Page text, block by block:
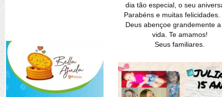
dia tão especial, o seu
Parabéns e muitas felicidades.
Deus abençoe grandemente
vida. Te amamos!
Seus familiares.